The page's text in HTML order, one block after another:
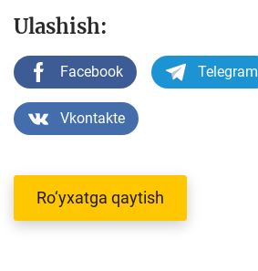
Ulashish:
Facebook Telegram
Vkontakte
Ro‘yxatga qaytish